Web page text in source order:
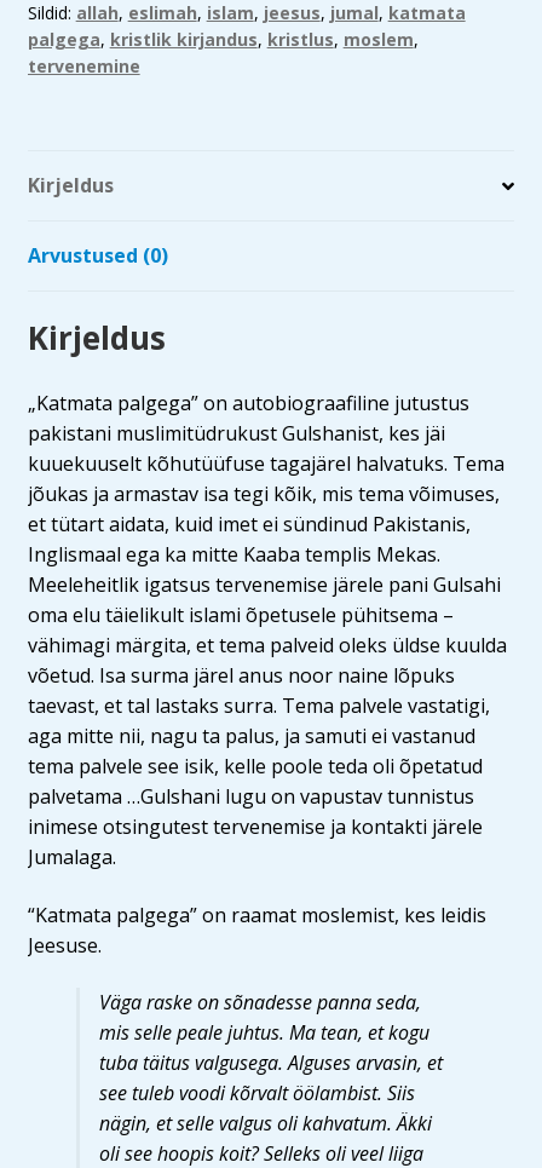
Sildid: allah, eslimah, islam, jeesus, jumal, katmata
palgega, kristlik kirjandus, kristlus, moslem,
tervenemine
Kirjeldus
Arvustused (0)
Kirjeldus
„Katmata palgega” on autobiograafiline jutustus
pakistani muslimitüdrukust Gulshanist, kes jäi
kuuekuuselt kõhutüüfuse tagajärel halvatuks. Tema
jõukas ja armastav isa tegi kõik, mis tema võimuses,
et tütart aidata, kuid imet ei sündinud Pakistanis,
Inglismaal ega ka mitte Kaaba templis Mekas.
Meeleheitlik igatsus tervenemise järele pani Gulsahi
oma elu täielikult islami õpetusele pühitsema –
vähimagi märgita, et tema palveid oleks üldse kuulda
võetud. Isa surma järel anus noor naine lõpuks
taevast, et tal lastaks surra. Tema palvele vastatigi,
aga mitte nii, nagu ta palus, ja samuti ei vastanud
tema palvele see isik, kelle poole teda oli õpetatud
palvetama …Gulshani lugu on vapustav tunnistus
inimese otsingutest tervenemise ja kontakti järele
Jumalaga.
“Katmata palgega” on raamat moslemist, kes leidis
Jeesuse.
Väga raske on sõnadesse panna seda,
mis selle peale juhtus. Ma tean, et kogu
tuba täitus valgusega. Alguses arvasin, et
see tuleb voodi kõrvalt öölambist. Siis
nägin, et selle valgus oli kahvatum. Äkki
oli see hoopis koit? Selleks oli veel liiga